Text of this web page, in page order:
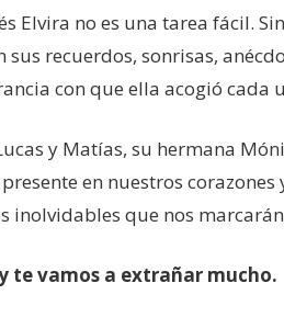
Elvira no es una tarea fácil.
recuerdos, sonrisas,
con que ella acogió
y Matías, su hermana
en nuestros
inolvidables que nos
te vamos a extrañar mucho.